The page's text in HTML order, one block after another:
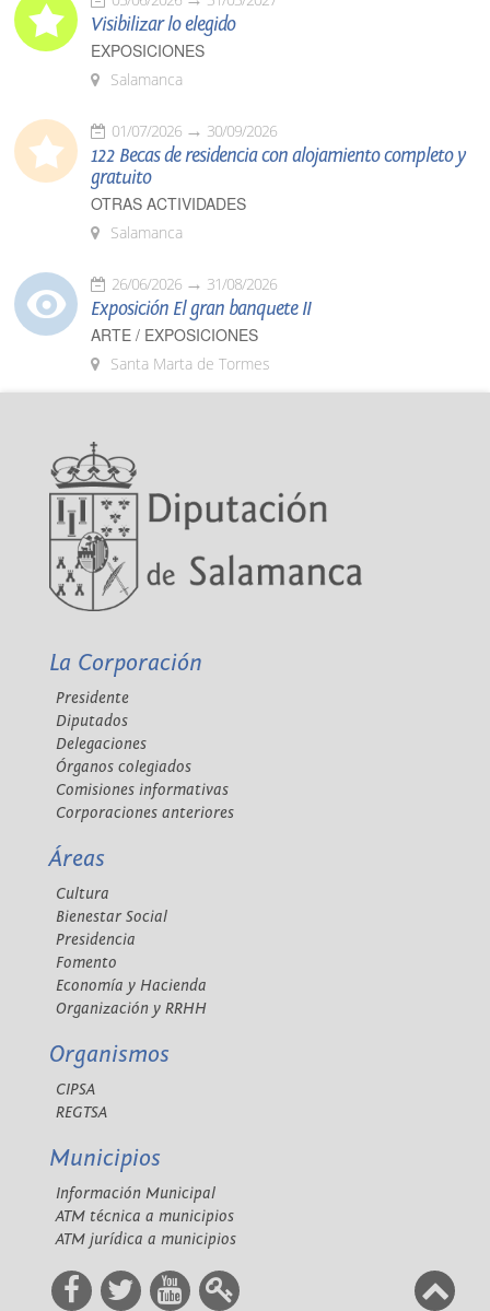
Visibilizar lo elegido
EXPOSICIONES
Salamanca
01/07/2026 30/09/2026
122 Becas de residencia con alojamiento completo y
gratuito
OTRAS ACTIVIDADES
Salamanca
26/06/2026 31/08/2026
Exposición El gran banquete II
ARTE / EXPOSICIONES
Santa Marta de Tormes
La Corporación
Presidente
Diputados
Delegaciones
Órganos colegiados
Comisiones informativas
Corporaciones anteriores
Áreas
Cultura
Bienestar Social
Presidencia
Fomento
Economía y Hacienda
Organización y RRHH
Organismos
CIPSA
REGTSA
Municipios
Información Municipal
ATM técnica a municipios
ATM jurídica a municipios